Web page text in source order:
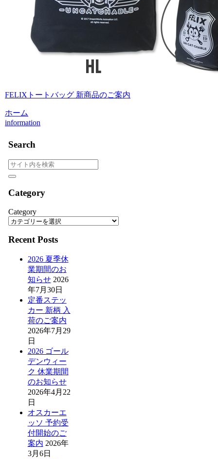
FELIXトートバッグ 新商品のご案内
ホーム
information
Search
Category
Category
Recent Posts
2026 夏季休
業期間のお
知らせ 2026
年7月30日
定番ステッ
カー 新柄 入
荷のご案内
2026年7月29
日
2026 ゴール
デンウィー
ク 休業期間
のお知らせ
2026年4月22
日
オスカーエ
ッソ 予約受
付開始のご
案内 2026年
3月6日